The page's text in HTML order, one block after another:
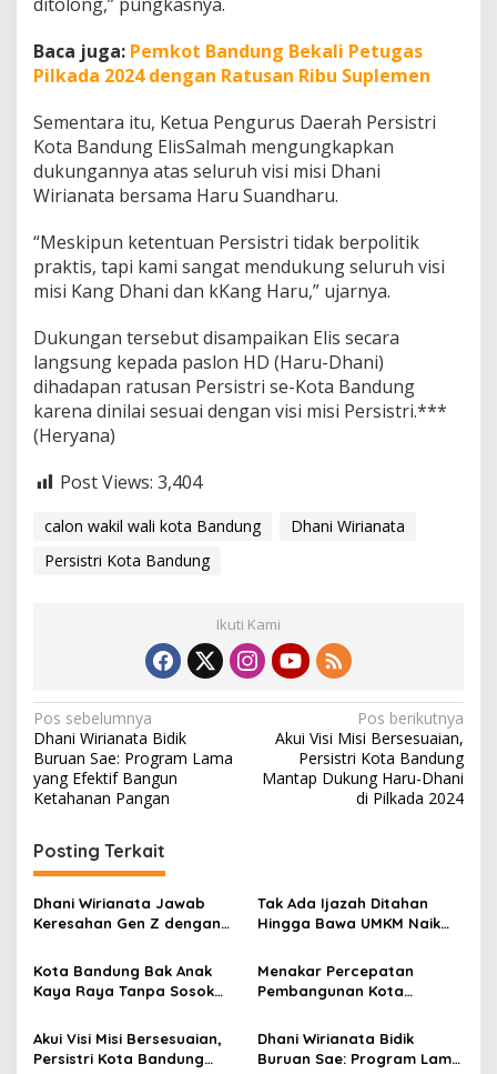
ditolong,” pungkasnya.
Baca juga: Pemkot Bandung Bekali Petugas
Pilkada 2024 dengan Ratusan Ribu Suplemen
Sementara itu, Ketua Pengurus Daerah Persistri
Kota Bandung ElisSalmah mengungkapkan
dukungannya atas seluruh visi misi Dhani
Wirianata bersama Haru Suandharu.
“Meskipun ketentuan Persistri tidak berpolitik
praktis, tapi kami sangat mendukung seluruh visi
misi Kang Dhani dan kKang Haru,” ujarnya.
Dukungan tersebut disampaikan Elis secara
langsung kepada paslon HD (Haru-Dhani)
dihadapan ratusan Persistri se-Kota Bandung
karena dinilai sesuai dengan visi misi Persistri.***
(Heryana)
Post Views: 3,404
calon wakil wali kota Bandung
Dhani Wirianata
Persistri Kota Bandung
Ikuti Kami
N
a
v
g
a
s
p
o
s
Pos sebelumnya
Dhani Wirianata Bidik
Buruan Sae: Program Lama
yang Efektif Bangun
Ketahanan Pangan
Pos berikutnya
Akui Visi Misi Bersesuaian,
Persistri Kota Bandung
Mantap Dukung Haru-Dhani
di Pilkada 2024
Posting Terkait
Dhani Wirianata Jawab
Keresahan Gen Z dengan
dan Peluang Kerja BUMN
Tak Ada Ijazah Ditahan
Hingga Bawa UMKM Naik
Program Haru-Dhani
Kota Bandung Bak Anak
Kaya Raya Tanpa Sosok
Dhani
Menakar Percepatan
Pembangunan Kota
Mulus Dani Wirianata Pada
Pemerintah Pusat
Akui Visi Misi Bersesuaian,
Persistri Kota Bandung
Dhani Wirianata Bidik
Buruan Sae: Program Lama